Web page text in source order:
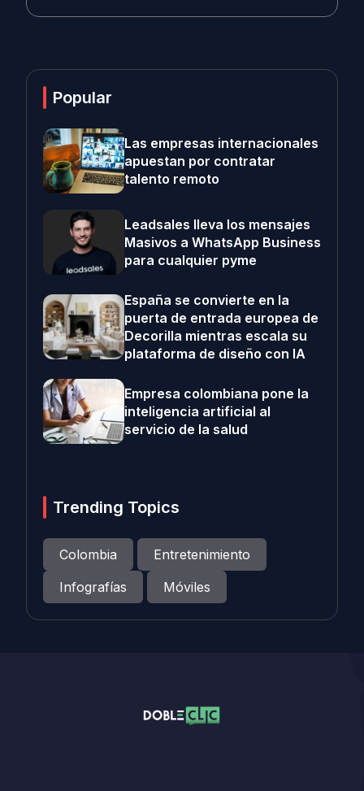
Popular
Las empresas internacionales
apuestan por contratar
talento remoto
Leadsales lleva los mensajes
Masivos a WhatsApp Business
para cualquier pyme
España se convierte en la
puerta de entrada europea de
Decorilla mientras escala su
plataforma de diseño con IA
Empresa colombiana pone la
inteligencia artificial al
servicio de la salud
Trending Topics
Colombia
Entretenimiento
Infografías
Móviles